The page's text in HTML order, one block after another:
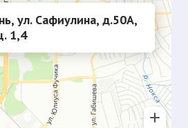
ул. Сафиулина, д.50А,
1,4